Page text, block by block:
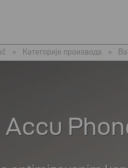
> Категорије производа >